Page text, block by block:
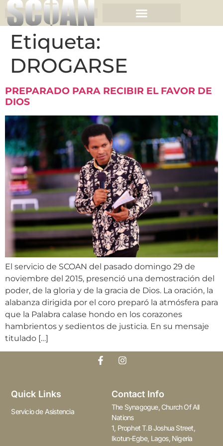
Etiqueta:
DROGARSE
PREPARADO PARA RECIBIR EL FAVOR DE
DIOS
El servicio de SCOAN del pasado domingo 29 de
noviembre del 2015, presenció una demostración del
poder, de la gloria y de la gracia de Dios. La oración, la
alabanza dirigida por el coro preparó la atmósfera para
que la Palabra calase hondo en los corazones
hambrientos y sedientos de justicia. En su mensaje
titulado […]
Quick Links
Servicio de Asistencia
Contact Info
The Synagogue, Church Of All
Nations
1, Prophet T.B Joshua Street,
Ikotun-Egbe, Lagos, Nigeria